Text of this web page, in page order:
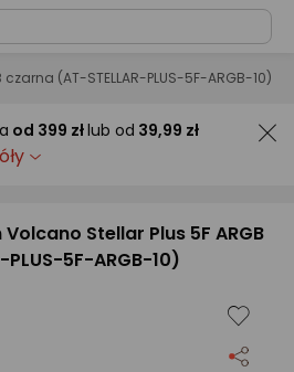
(AT-STELLAR-PLUS-5F-ARGB-10)
od 399 złlub od 39,99 zł
Stellar Plus 5F ARGB
5F-ARGB-10)